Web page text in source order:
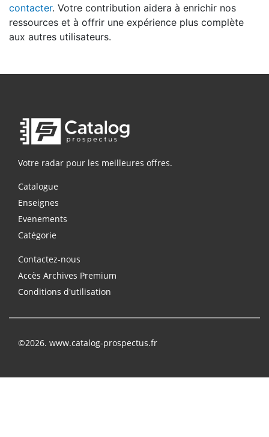
contacter. Votre contribution aidera à enrichir nos
ressources et à offrir une expérience plus complète
aux autres utilisateurs.
Votre radar pour les meilleures offres.
Catalogue
Enseignes
Evenements
Catégorie
Contactez-nous
Accès Archives Premium
Conditions d'utilisation
©2026. www.catalog-prospectus.fr